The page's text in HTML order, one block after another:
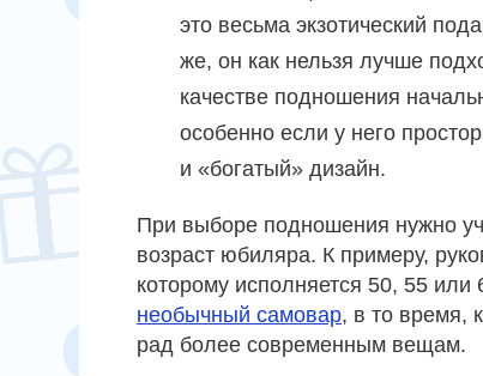
это весьма экзотический
же, он как нельзя лучше
качестве подношения
особенно если у него
и «богатый» дизайн.
При выборе подношения нужно
возраст юбиляра. К примеру,
которому исполняется 50, 55
необычный самовар, в то время,
рад более современным вещам.